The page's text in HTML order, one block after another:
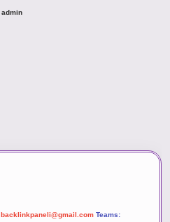
admin
backlinkpaneli@gmail.com Teams: